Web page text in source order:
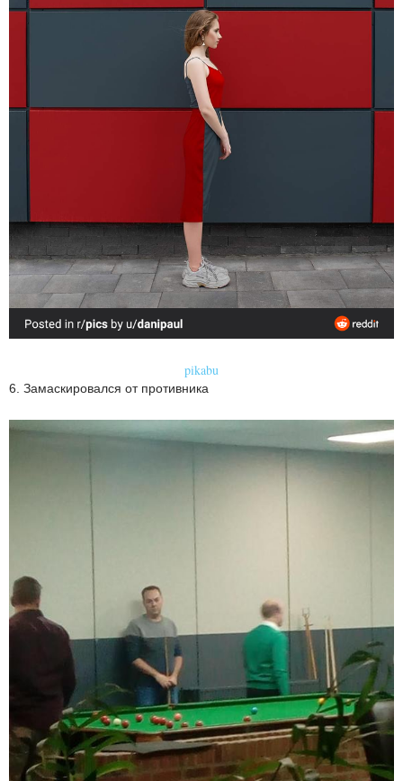
pikabu
6. Замаскировался от противника